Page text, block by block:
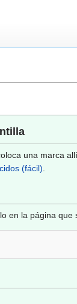
una marca
(fácil).
en la página